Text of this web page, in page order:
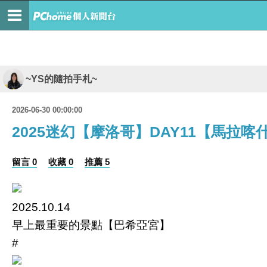
~YS的隨拍手札~
2026-06-30 00:00:00
2025迷幻【摩洛哥】DAY11【馬拉喀
留言 0 收藏 0 推薦 5
2025.10.14
早上最重要的景點【巴希亞宮】
#